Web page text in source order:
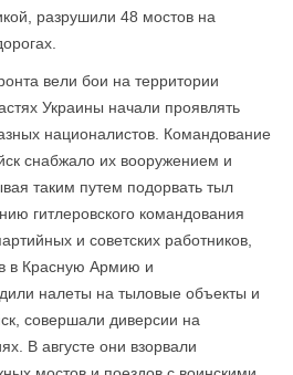
разрушили 48 мостов на
вели бои на территории
Украины начали проявлять
националистов. Командование
снабжало их вооружением и
таким путем подорвать тыл
гитлеровского командования
и советских работников,
в Красную Армию и
налеты на тыловые объекты и
совершали диверсии на
В августе они взорвали